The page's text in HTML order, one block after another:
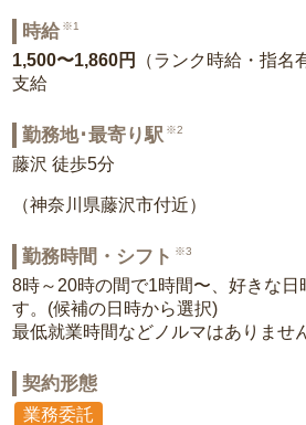
時給 ※1
1,500〜1,860円
（ランク時給・指
支給
勤務地･最寄り駅 ※2
藤沢 徒歩5分
（神奈川県藤沢市付近）
勤務時間・シフト ※3
8時～20時の間で1時間〜、好きな日
す。(候補の日時から選択)
最低就業時間などノルマはありませ
契約形態
業務委託